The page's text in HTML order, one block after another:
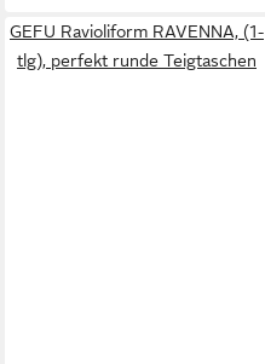
GEFU Ravioliform RAVENNA, (1-
tlg), perfekt runde Teigtaschen